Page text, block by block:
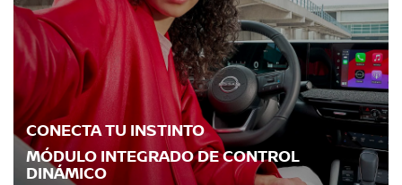
CONECTA TU INSTINTO
MÓDULO INTEGRADO DE CONTROL
DINÁMICO